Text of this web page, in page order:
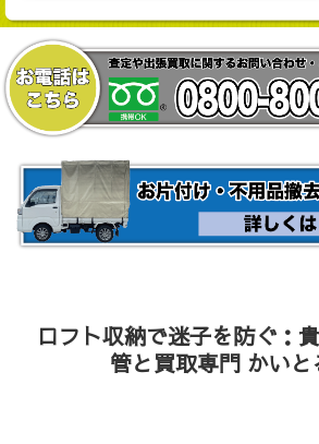
ロフト収納で迷子を防ぐ：
管と買取専門 かいと